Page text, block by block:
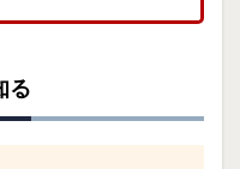
る